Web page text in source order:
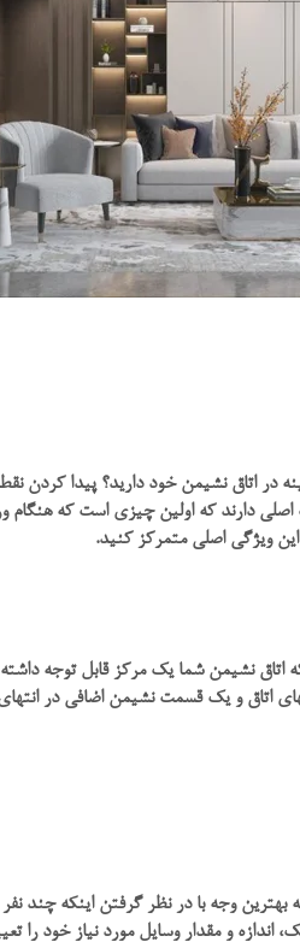
در اتاق نشیمن خود دارید؟ پیدا کردن
دارند که اولین چیزی است که هنگام
این ویژگی اصلی متمرکز کنید.
نشیمن شما یک مرکز قابل توجه داشته
اتاق و یک قسمت نشیمن اضافی در انتهای
وجه با در نظر گرفتن اینکه چند
و مقدار وسایل مورد نیاز خود را